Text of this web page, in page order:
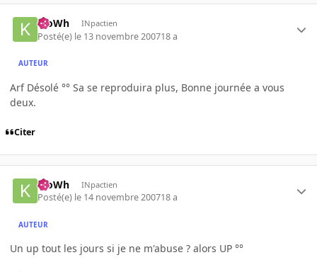
KloWh INpactien
Posté(e) le 13 novembre 200718 a
AUTEUR
Arf Désolé °° Sa se reproduira plus, Bonne journée a vous
deux.
Citer
KloWh INpactien
Posté(e) le 14 novembre 200718 a
AUTEUR
Un up tout les jours si je ne m'abuse ? alors UP °°